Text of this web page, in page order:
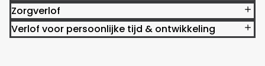
Zorgverlof
Verlof voor persoonlijke tijd & ontwikkeling